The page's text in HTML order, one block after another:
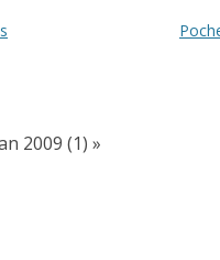
2009 (1) »